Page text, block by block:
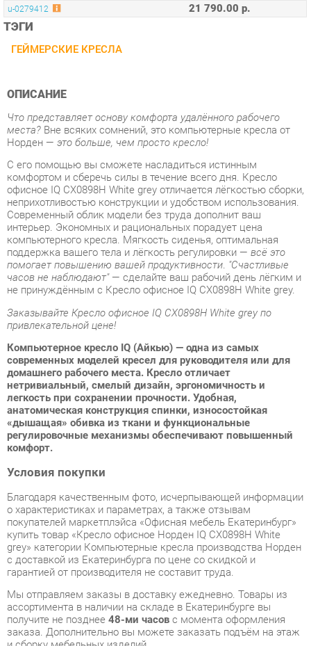
ОПИСАНИЕ
Что представляет основу комфорта удалённого рабочего
С его помощью вы сможете насладиться истинным
офисное IQ CX0898H White grey отличается лёгкостью сборки,
неприхотливостью конструкции и удобством использования.
Современный облик модели без труда дополнит ваш
компьютерного кресла. Мягкость сиденья, оптимальная
поддержка вашего тела и лёгкость регулировки — всё это
помогает повышению вашей продуктивности ."Счастливые
часов не наблюдают"— сделайте ваш рабочий день лёгким и
не принуждённым с Кресло офисное IQ CX0898H White grey.
Заказывайте Кресло офисное IQ CX0898H White grey по
привлекательной цене!
Компьютерное кресло IQ (Айкью) — одна из самых
современных моделей кресел для руководителя или для
домашнего рабочего места. Кресло отличает
нетривиальный, смелый дизайн, эргономичность и
легкость при сохранении прочности. Удобная,
анатомическая конструкция спинки, износостойкая
«дышащая» обивка из ткани и функциональные
регулировочные механизмы обеспечивают повышенный
комфорт.
Условия покупки
Благодаря качественным фото, исчерпывающей информации
о характеристиках и параметрах, а также отзывам
покупателей маркетплэйса «Офисная мебель Екатеринбург»
купить товар «Кресло офисное Норден IQ CX0898H White
с доставкой из Екатеринбурга по цене со скидкой и
Мы отправляем заказы в доставку ежедневно. Товары из
ассортимента в наличии на складе в Екатеринбурге вы
получите не позднее48-ми часовс момента оформления
заказа. Дополнительно вы можете заказать подъём на этаж
и сборку мебельных изделий.
Срок доставки в другие регионы, и для товаров, находящихся
на складах производителей, рассчитывается индивидуально.
Уточнить наличие, срок и стоимость доставки вы можете
через формуобратной связи .
В любой момент до передачи заказа в доставку, а также в